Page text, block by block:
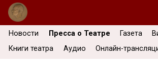
Новости Пресса о Театре Газета
Книги театра
Аудио Онлайн-